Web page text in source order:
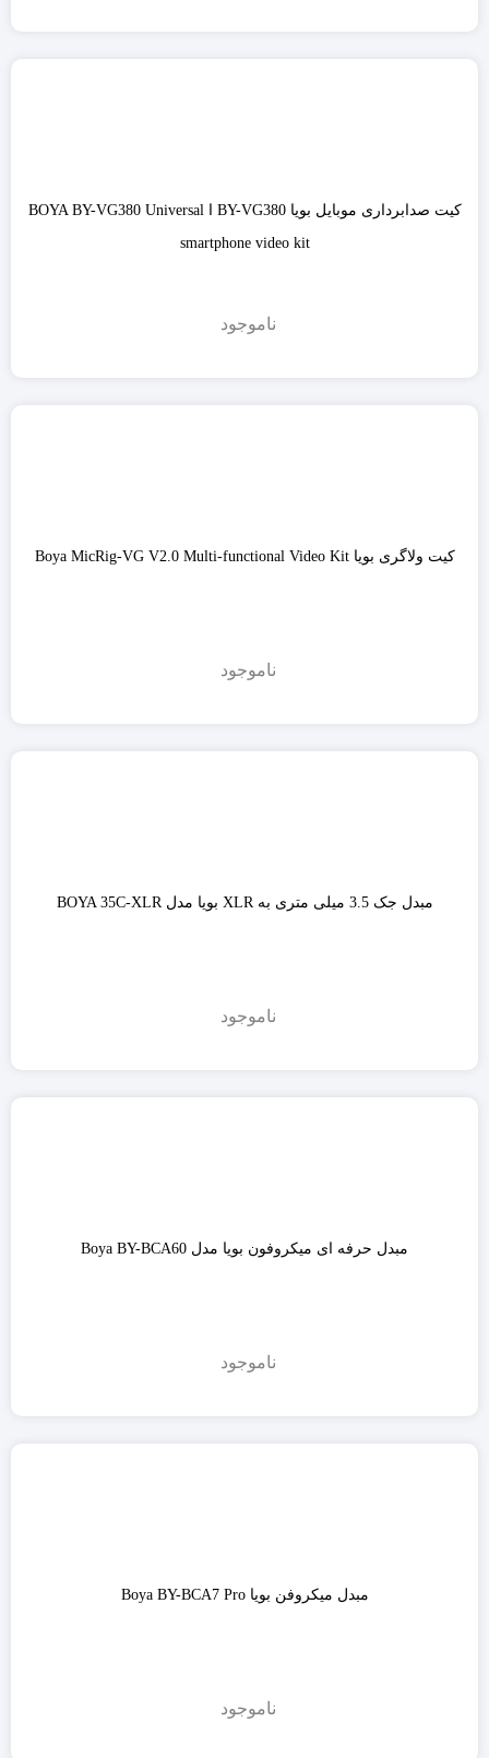
کیت صدابرداری موبایل بویا BY-VG380 ا BOYA BY-VG380 Universal
smartphone video kit
ناموجود
کیت ولاگری بویا Boya MicRig-VG V2.0 Multi-functional Video Kit
ناموجود
مبدل جک 3.5 میلی متری به XLR بویا مدل BOYA 35C-XLR
ناموجود
مبدل حرفه ای میکروفون بویا مدل Boya BY-BCA60
ناموجود
مبدل میکروفن بویا Boya BY-BCA7 Pro
ناموجود